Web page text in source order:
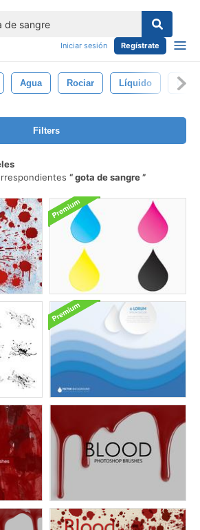
Iniciar sesión Regístrate
Agua Rociar Líquido Claro
Filters
gota de sangre